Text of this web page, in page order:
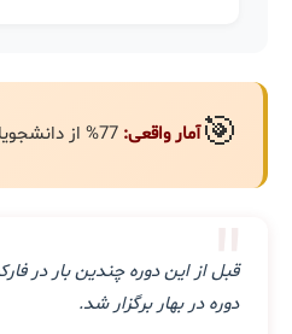
🎯آمار واقعی:
"
قبل از این دوره چندین بار در
دوره در بهار برگزار شد.